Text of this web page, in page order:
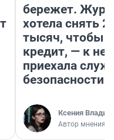
бережет.
хотела снять
тысяч, чтобы
кредит, — к
приехала
безопасности
Ксения
Автор мнения